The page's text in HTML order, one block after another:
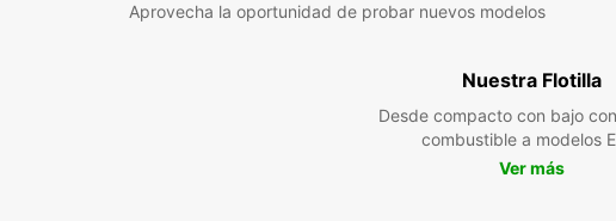
Aprovecha la oportunidad de probar nuevos modelos
Nuestra Flotilla
Desde compacto con bajo
combustible a modelos
Ver más